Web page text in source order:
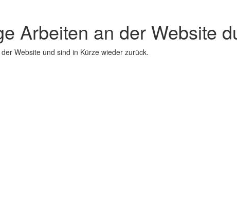
Arbeiten an der Website
Website und sind in Kürze wieder zurück.